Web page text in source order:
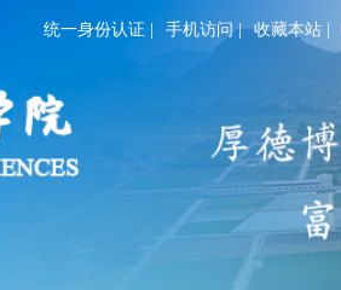
统一身份认证 手机访问| 收藏本站